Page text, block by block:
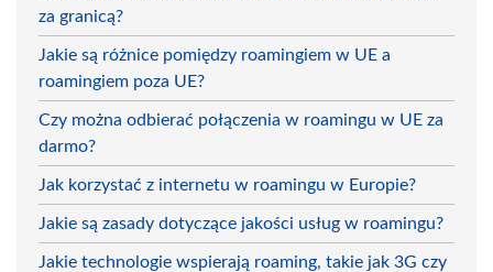
za granicą?
Jakie są różnice pomiędzy roamingiem w UE a
roamingiem poza UE?
Czy można odbierać połączenia w roamingu w UE za
darmo?
Jak korzystać z internetu w roamingu w Europie?
Jakie są zasady dotyczące jakości usług w roamingu?
Jakie technologie wspierają roaming, takie jak 3G czy